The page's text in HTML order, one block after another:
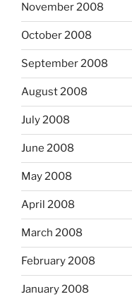
November 2008
October 2008
September 2008
August 2008
July 2008
June 2008
May 2008
April 2008
March 2008
February 2008
January 2008